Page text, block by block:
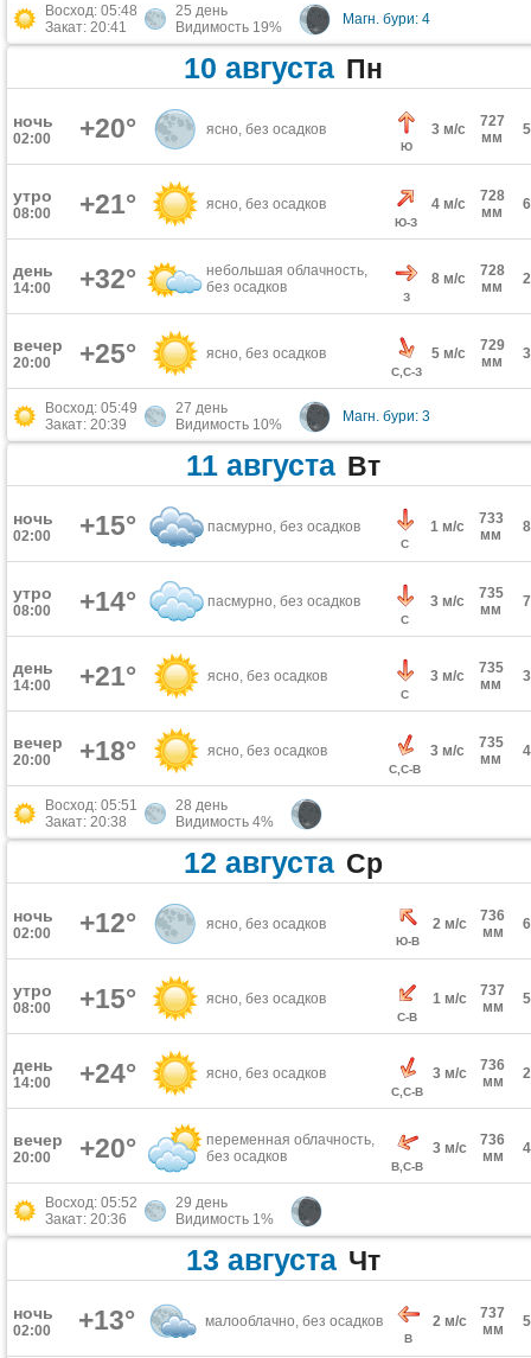
Восход: 05:48
Закат: 20:41
25 день
Видимость 19%
Магн. бури: 4
10 августа Пн
ночь
02:00 +20° ясно, без осадков
Ю
3 м/с
727
мм
утро
08:00 +21° ясно, без осадков
Ю-З
4 м/с
728
мм
день
14:00 +32°
небольшая облачность,
без осадков
З
8 м/с
728
мм
вечер
20:00 +25° ясно, без осадков
С,С-З
5 м/с
729
мм
Восход: 05:49
Закат: 20:39
27 день
Видимость 10%
Магн. бури: 3
11 августа Вт
ночь
02:00 +15° пасмурно, без осадков
С
1 м/с
733
мм
утро
08:00 +14° пасмурно, без осадков
С
3 м/с
735
мм
день
14:00 +21° ясно, без осадков
С
3 м/с
735
мм
вечер
20:00 +18° ясно, без осадков
С,С-В
3 м/с
735
мм
Восход: 05:51
Закат: 20:38
28 день
Видимость 4%
12 августа Ср
ночь
02:00 +12° ясно, без осадков
Ю-В
2 м/с
736
мм
утро
08:00 +15° ясно, без осадков
С-В
1 м/с
737
мм
день
14:00 +24° ясно, без осадков
С,С-В
3 м/с
736
мм
вечер
20:00 +20°
переменная облачность,
без осадков
В,С-В
3 м/с
736
мм
Восход: 05:52
Закат: 20:36
29 день
Видимость 1%
13 августа Чт
ночь
02:00 +13° малооблачно, без осадков
В
2 м/с
737
мм